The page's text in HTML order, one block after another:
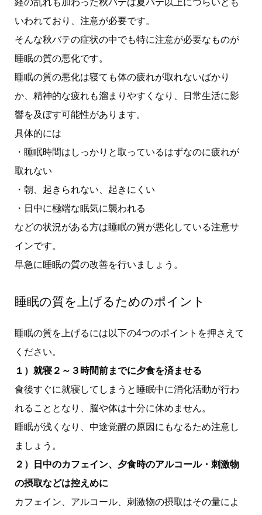
経の乱れも加わった秋バテは夏バテ以上につらいとも
いわれており、注意が必要です。
そんな秋バテの症状の中でも特に注意が必要なものが
睡眠の質の悪化です。
睡眠の質の悪化は寝ても体の疲れが取れないばかり
か、精神的な疲れも溜まりやすくなり、日常生活に影
響を及ぼす可能性があります。
具体的には
・睡眠時間はしっかりと取っているはずなのに疲れが
取れない
・朝、起きられない、起きにくい
・日中に極端な眠気に襲われる
などの状況がある方は睡眠の質が悪化している注意サ
インです。
早急に睡眠の質の改善を行いましょう。
睡眠の質を上げるためのポイント
睡眠の質を上げるには以下の4つのポイントを押さえて
ください。
１）就寝２～３時間前までに夕食を済ませる
食後すぐに就寝してしまうと睡眠中に消化活動が行わ
れることとなり、脳や体は十分に休めません。
睡眠が浅くなり、中途覚醒の原因にもなるため注意し
ましょう。
２）日中のカフェイン、夕食時のアルコール・刺激物
の摂取などは控えめに
カフェイン、アルコール、刺激物の摂取はその量によ